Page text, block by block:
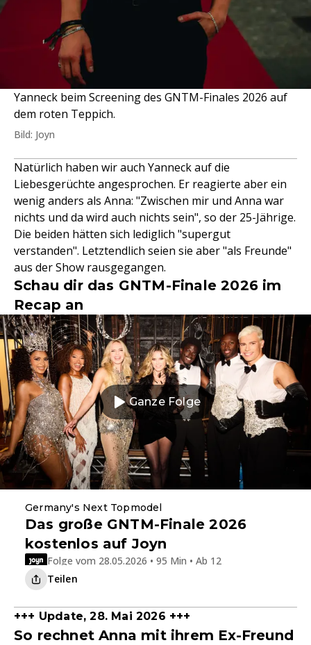
Yanneck beim Screening des GNTM-Finales 2026 auf
dem roten Teppich.
Bild: Joyn
Natürlich haben wir auch Yanneck auf die
Liebesgerüchte angesprochen. Er reagierte aber ein
wenig anders als Anna: "Zwischen mir und Anna war
nichts und da wird auch nichts sein", so der 25-Jährige.
Die beiden hätten sich lediglich "supergut
verstanden". Letztendlich seien sie aber "als Freunde"
aus der Show rausgegangen.
Schau dir das GNTM-Finale 2026 im
Recap an
Ganze Folge
Germany's Next Topmodel
Das große GNTM-Finale 2026
kostenlos auf Joyn
Folge vom 28.05.2026 • 95 Min • Ab 12
Teilen
+++ Update, 28. Mai 2026 +++
So rechnet Anna mit ihrem Ex-Freund